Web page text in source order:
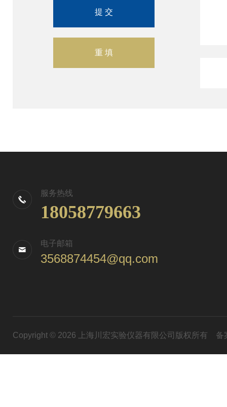
服务热线
18058779663
电子邮箱
3568874454@qq.com
Copyright © 2026 上海川宏实验仪器有限公司版权所有 备